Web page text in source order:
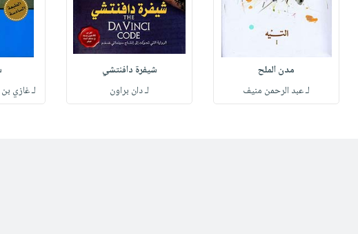
مدن الملح
لـ عبد الرحمن منيف
شيفرة دافنتشي
لـ دان براون
لـ غازي